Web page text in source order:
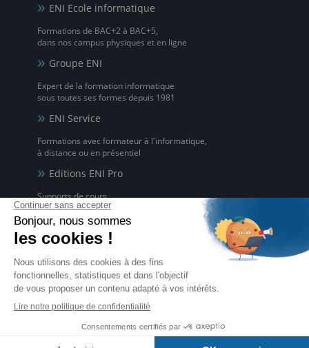
ENI Ecole informatique
Formations de BAC+2 à BAC+5,
dans nos campus physiques et en ligne
Groupe ENI
Expert de la formation informatique
sous toutes ses formes depuis 1981
ENI Service
Formations avec formateur à l'informatique,
à distance ou en présentiel
Editions ENI Pro
Supports de cours
pour les organismes de formation
ENI elearning
La solution de formation à l'informatique en ligne,
disponible en 5 langues
Certifications ENI
Certifications à l'informatique